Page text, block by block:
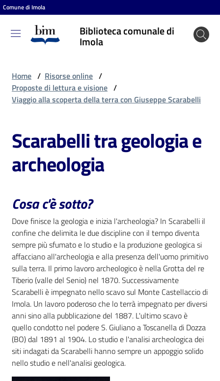
Vai al contenuto
Vai alla navigazione
Vai al footer
Comune di Imola
Biblioteca comunale di
Imola
Biblioteca
comunale
Cosa
puoi
fare
Scopri
i
contenuti
Risorse
online
Casa
Piani
Home / Risorse online /
Proposte di lettura e visione /
Viaggio alla scoperta della terra con Giuseppe Scarabelli
Scarabelli tra geologia e
archeologia
Cosa c'è sotto?
Dove finisce la geologia e inizia l'archeologia? In Scarabelli il
confine che delimita le due discipline con il tempo diventa
sempre più sfumato e lo studio e la produzione geologica si
affacciano all'archeologia e alla presenza dell'uomo primitivo
sulla terra. Il primo lavoro archeologico è nella Grotta del re
Tiberio (valle del Senio) nel 1870. Successivamente
Scarabelli è impegnato nello scavo sul Monte Castellaccio di
Imola. Un lavoro poderoso che lo terrà impegnato per diversi
anni sino alla pubblicazione del 1887. L'ultimo scavo è
quello condotto nel podere S. Giuliano a Toscanella di Dozza
(BO) dal 1891 al 1904. Lo studio e l'analisi archeologica dei
siti indagati da Scarabelli hanno sempre un appoggio solido
nello studio e nell'analisi geologica.